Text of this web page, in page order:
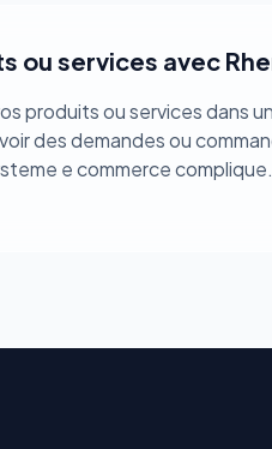
ou services avec
produits ou services dans
des demandes ou
e commerce complique.